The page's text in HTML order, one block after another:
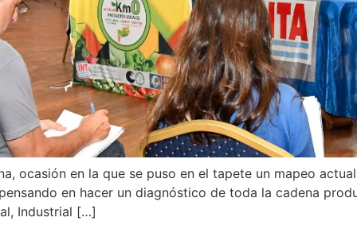
ocasión en la que se puso en el tapete un mapeo
en hacer un diagnóstico de toda la cadena
Industrial […]